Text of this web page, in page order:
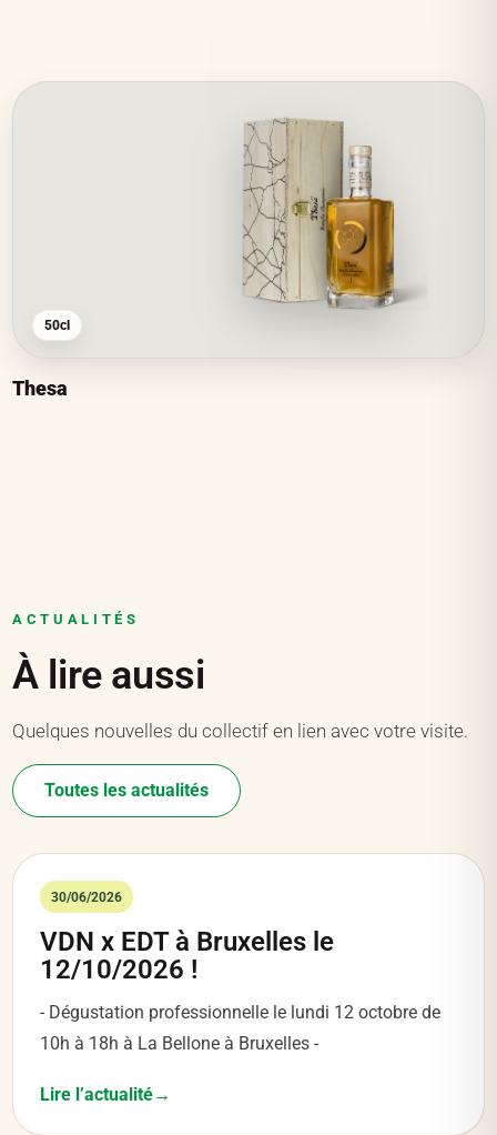
50cl
Thesa
ACTUALITÉS
À lire aussi
Quelques nouvelles du collectif en lien avec votre visite.
Toutes les actualités
30/06/2026
VDN x EDT à Bruxelles le
12/10/2026 !
- Dégustation professionnelle le lundi 12 octobre de
10h à 18h à La Bellone à Bruxelles -
Lire l’actualité